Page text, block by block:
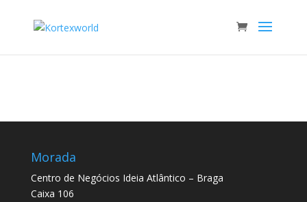
Morada
Centro de Negócios Ideia Atlântico – Braga
Caixa 106